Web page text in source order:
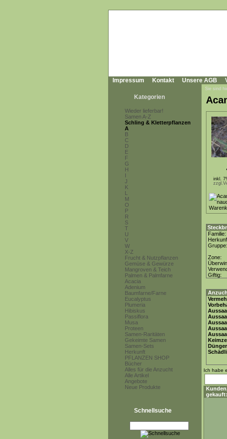
Impressum Kontakt Unsere AGB
Kategorien
Wieder lieferbar!
Samen A-Z
Schling & Kletterpflanzen
A
B
C
D
E
F
G
H
I
J
K
L
M
O
P
R
S
T
U
V
W
X-Z
Frucht & Nutzpflanzen
Gemüse & Gewürze
Mangroven & Teich
Palmen & Palmfarne
Acacia
Adenium
Baumfarne/Farne
Eucalyptus
Plumeria
Hibiskus
Passiflora
Musa
Proteen
Samen-Raritäten
Gekeimte Samen
Samen-Sets
Herkunft
PFLANZEN SHOP
Bücher
Alles für die Anzucht
Alle Artikel
Angebote
Neue Produkte
Schnellsuche
Sie sind
inkl.
Familie:
Gruppe:
Zone:
Giftig:
Ich habe
gekauft: